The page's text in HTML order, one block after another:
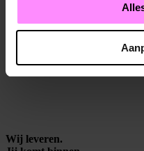
Velden met een * zijn
Wij leveren.